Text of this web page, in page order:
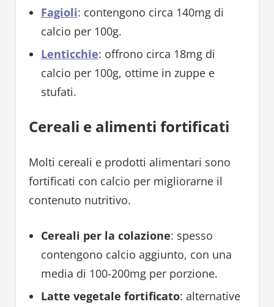
Fagioli: contengono circa 140mg di
calcio per 100g.
Lenticchie: offrono circa 18mg di
calcio per 100g, ottime in zuppe e
stufati.
Cereali e alimenti fortificati
Molti cereali e prodotti alimentari sono
fortificati con calcio per migliorarne il
contenuto nutritivo.
Cereali per la colazione: spesso
contengono calcio aggiunto, con una
media di 100-200mg per porzione.
Latte vegetale fortificato: alternative